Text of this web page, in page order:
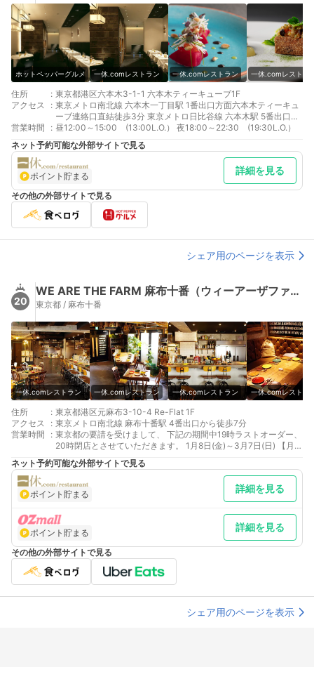
ホットペッパーグルメ 一休.comレストラン 一休.comレストラン 一休.comレストラ
住所 : 東京都港区六本木3-1-1 六本木ティーキューブ1F
アクセス
: 東京メトロ南北線 六本木一丁目駅 1番出口方面六本木ティーキュ
ーブ連絡口直結徒歩3分 東京メトロ日比谷線 六本木駅 5番出口溜
池方面へ徒歩6分 都営地下鉄大江戸線 六本木駅 5番出口溜池方面
へ徒歩6分
営業時間 : 昼12:00～15:00 (13:00L.O.） 夜18:00～22:30 (19:30L.O.）
ネット予約可能な外部サイトで見る
ポイント貯まる 詳細を見る
その他の外部サイトで見る
シェア用のページを表示
20
WE ARE THE FARM 麻布十番（ウィーアーザファーム）
東京都 / 麻布十番
一休.comレストラン 一休.comレストラン 一休.comレストラン 一休.comレストラ
住所 : 東京都港区元麻布3-10-4 Re-Flat 1F
アクセス
: 東京メトロ南北線 麻布十番駅 4番出口から徒歩7分
営業時間
: 東京都の要請を受けまして、 下記の期間中19時ラストオーダー、
20時閉店とさせていただきます。 1月8日(金)～3月7日(日) 【月曜
日～土曜日、祝日】 昼 11:30 ～ 15:00（14:30） 夜 18:00 ～
23:30（23:00） 【日曜日、祝日最終日】 昼 11:30 ～
15:00（14:30） 夜 17:00 ～ 22:30（22:00）
ネット予約可能な外部サイトで見る
ポイント貯まる 詳細を見る
ポイント貯まる 詳細を見る
その他の外部サイトで見る
シェア用のページを表示